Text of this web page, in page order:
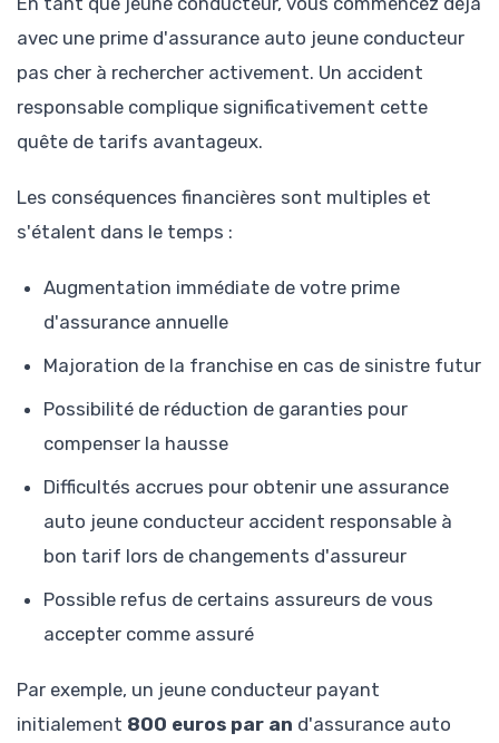
avec une prime d'assurance auto jeune conducteur
pas cher à rechercher activement. Un accident
responsable complique significativement cette
quête de tarifs avantageux.
Les conséquences financières sont multiples et
s'étalent dans le temps :
Augmentation immédiate de votre prime
d'assurance annuelle
Majoration de la franchise en cas de sinistre futur
Possibilité de réduction de garanties pour
compenser la hausse
Difficultés accrues pour obtenir une assurance
auto jeune conducteur accident responsable à
bon tarif lors de changements d'assureur
Possible refus de certains assureurs de vous
accepter comme assuré
Par exemple, un jeune conducteur payant
initialement 800 euros par an d'assurance auto